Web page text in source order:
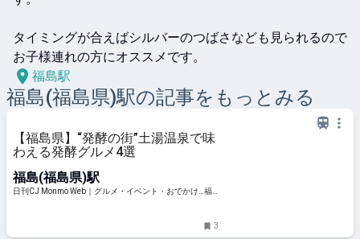
タイミングが合えばシルバーのつばさなども見られるので
お子様連れの方にオススメです。
福島駅
福島(福島県)駅の記事をもっとみる
【福島県】“発酵の街”土湯温泉で味
わえる発酵グルメ4選
福島(福島県)駅
日刊CJ Monmo Web｜グルメ・イベント・おでかけ…福
3